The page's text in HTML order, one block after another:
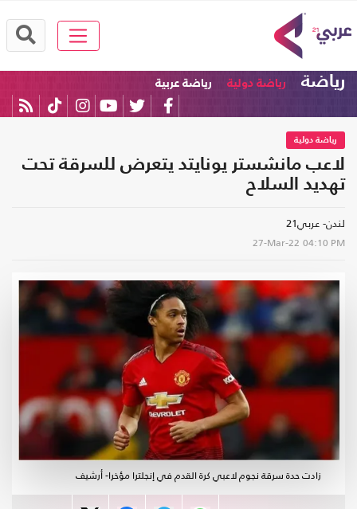
رياضة رياضة دولية رياضة عربية
رياضة دولية
لاعب مانشستر يونايتد يتعرض للسرقة تحت
تهديد السلاح
لندن- عربي21
27-Mar-22 04:10 PM
زادت حدة سرقة نجوم لاعبي كرة القدم في إنجلترا مؤخرا- أرشيف